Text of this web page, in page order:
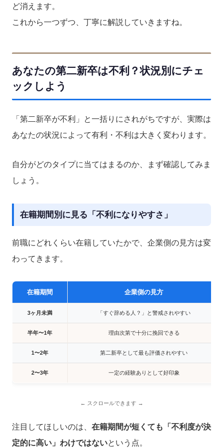
ど消えます。
これから一つずつ、丁寧に解説していきますね。
あなたの第二新卒は不利？状況別にチェ
ックしよう
「第二新卒が不利」と一括りにされがちですが、実際は
あなたの状況によって有利・不利は大きく変わります。
自分がどのタイプに当てはまるのか、まず確認してみま
しょう。
在籍期間別に見る「不利になりやすさ」
前職にどれくらい在籍していたかで、企業側の見方は変
わってきます。
在籍期間 企業側の見方
3ヶ月未満 「すぐ辞める人？」と警戒されやすい
半年〜1年 理由次第で十分に挽回できる
1〜2年 第二新卒として最も評価されやすい
2〜3年 一定の経験ありとして好印象
注目してほしいのは、 在籍期間が短くても「不利度が決
定的に高い」わけではないという点。